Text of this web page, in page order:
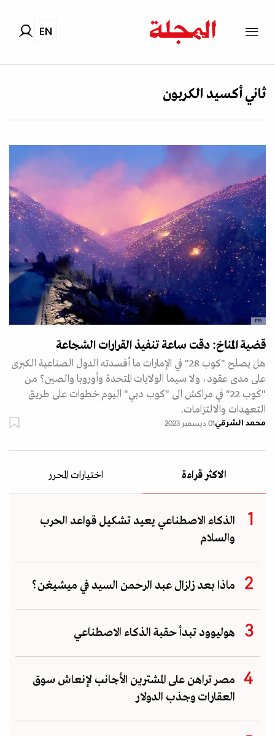
EN
ثاني أكسيد الكربون
EPA
قضية المناخ: دقت ساعة تنفيذ القرارات الشجاعة
هل يصلح "كوب 28" في الإمارات ما أفسدته الدول الصناعية الكبرى
على مدى عقود، ولا سيما الولايات المتحدة وأوروبا والصين؟ من
"كوب 22" في مراكش الى "كوب دبي" اليوم خطوات على طريق
التعهدات والالتزامات.
محمد الشرقي01 ديسمبر 2023
الاكثر قراءة اختيارات المحرر
الذكاء الاصطناعي يعيد تشكيل قواعد الحرب
والسلام
ماذا بعد زلزال عبد الرحمن السيد في ميشيغن؟
هوليوود تبدأ حقبة الذكاء الاصطناعي
مصر تراهن على المشترين الأجانب لإنعاش سوق
العقارات وجذب الدولار